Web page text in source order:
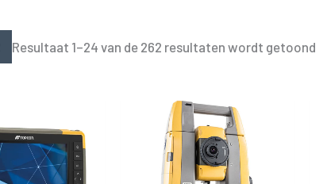
Resultaat 1–24 van de 262 resultaten wordt getoond